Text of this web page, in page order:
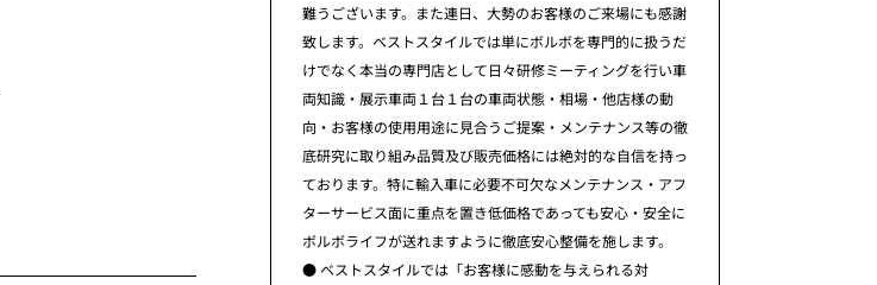
難うございます。また連日、大勢のお客様のご来場にも感謝
致します。ベストスタイルでは単にボルボを専門的に扱うだ
けでなく本当の専門店として日々研修ミーティングを行い車
両知識・展示車両１台１台の車両状態・相場・他店様の動
向・お客様の使用用途に見合うご提案・メンテナンス等の徹
底研究に取り組み品質及び販売価格には絶対的な自信を持っ
ております。特に輸入車に必要不可欠なメンテナンス・アフ
ターサービス面に重点を置き低価格であっても安心・安全に
ボルボライフが送れますように徹底安心整備を施します。
● ベストスタイルでは「お客様に感動を与えられる対